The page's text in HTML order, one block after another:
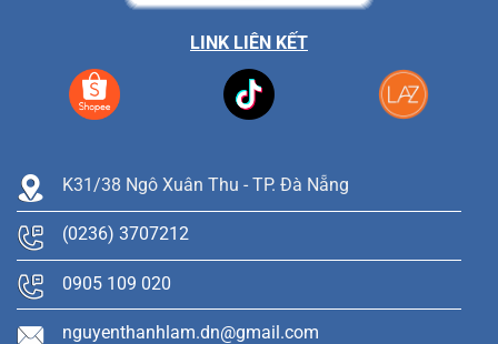
LINK LIÊN KẾT
K31/38 Ngô Xuân Thu - TP. Đà Nẵng
(0236) 3707212
0905 109 020
nguyenthanhlam.dn@gmail.com